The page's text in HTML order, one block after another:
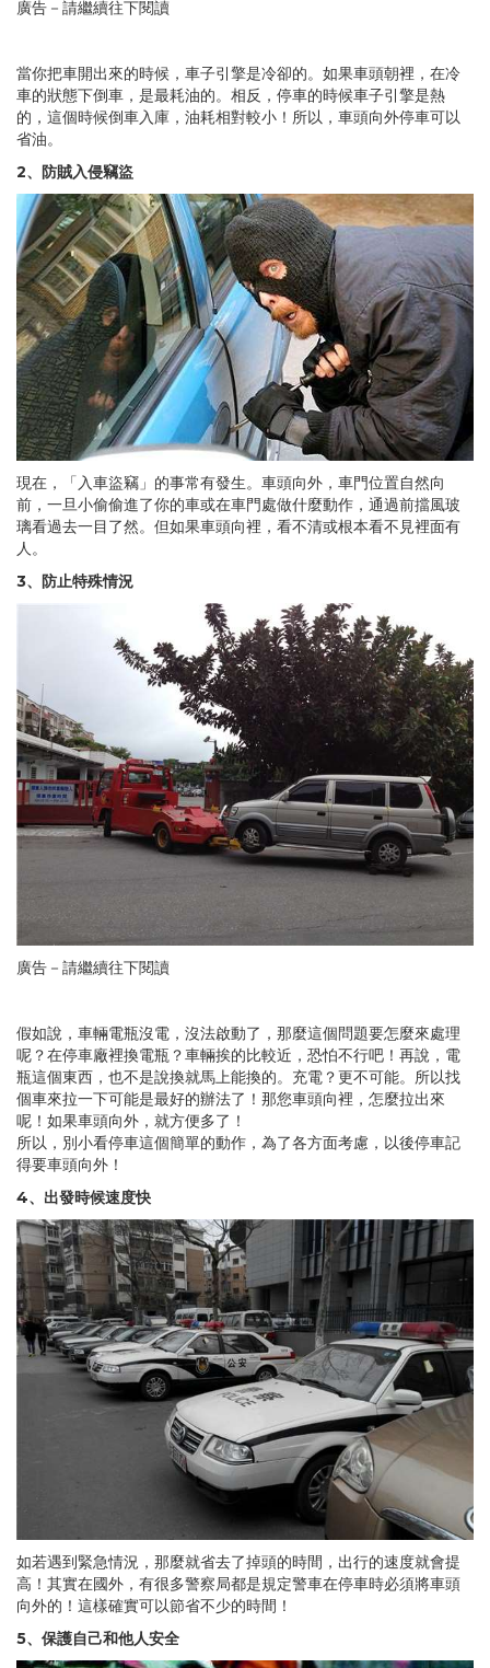
廣告－請繼續往下閱讀
當你把車開出來的時候，車子引擎是冷卻的。如果車頭朝裡，在冷
車的狀態下倒車，是最耗油的。相反，停車的時候車子引擎是熱
的，這個時候倒車入庫，油耗相對較小！所以，車頭向外停車可以
省油。
2、防賊入侵竊盜
現在，「入車盜竊」的事常有發生。車頭向外，車門位置自然向
前，一旦小偷偷進了你的車或在車門處做什麼動作，通過前擋風玻
璃看過去一目了然。但如果車頭向裡，看不清或根本看不見裡面有
人。
3、防止特殊情況
廣告－請繼續往下閱讀
假如說，車輛電瓶沒電，沒法啟動了，那麼這個問題要怎麼來處理
呢？在停車廠裡換電瓶？車輛挨的比較近，恐怕不行吧！再說，電
瓶這個東西，也不是說換就馬上能換的。充電？更不可能。所以找
個車來拉一下可能是最好的辦法了！那您車頭向裡，怎麼拉出來
呢！如果車頭向外，就方便多了！
所以，別小看停車這個簡單的動作，為了各方面考慮，以後停車記
得要車頭向外！
4、出發時候速度快
如若遇到緊急情況，那麼就省去了掉頭的時間，出行的速度就會提
高！其實在國外，有很多警察局都是規定警車在停車時必須將車頭
向外的！這樣確實可以節省不少的時間！
5、保護自己和他人安全